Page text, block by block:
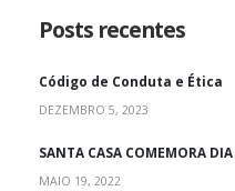
Posts recentes
Código de Conduta e Ética
DEZEMBRO 5, 2023
SANTA CASA COMEMORA
MAIO 19, 2022